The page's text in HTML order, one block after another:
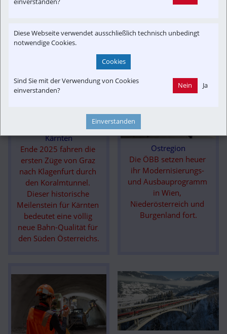
um Fahrgäste in Zukunft
bringen.
Kärnten
Ende 2025 fahren die
ersten Züge von Graz
nach Klagenfurt durch
den Koralmtunnel.
Dieser historische
Meilenstein für Kärnten
bedeutet eine völlig
neue Bahn-Qualität für
den Süden Österreichs.
Ostregion
Die ÖBB setzen heuer
ihr Modernisierungs-
und Ausbauprogramm
in Wien,
Niederösterreich und
Burgenland fort.
Diese Webseite verwendet ausschließlich technisch unbedingt
notwendige Cookies.
Cookies
Sind Sie mit der Verwendung von Cookies
einverstanden?
Nein Ja
Einverstanden